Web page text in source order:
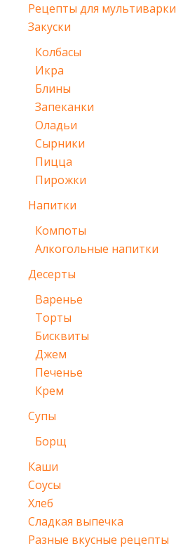
Рецепты для мультиварки
Закуски
Колбасы
Икра
Блины
Запеканки
Оладьи
Сырники
Пицца
Пирожки
Напитки
Компоты
Алкогольные напитки
Десерты
Варенье
Торты
Бисквиты
Джем
Печенье
Крем
Супы
Борщ
Каши
Соусы
Хлеб
Сладкая выпечка
Разные вкусные рецепты